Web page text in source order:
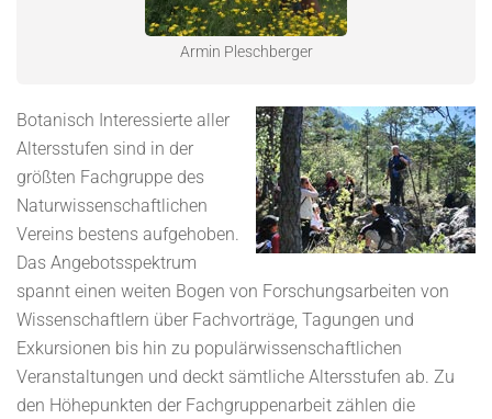
Armin Pleschberger
Botanisch Interessierte aller
Altersstufen sind in der
größten Fachgruppe des
Naturwissenschaftlichen
Vereins bestens aufgehoben.
Das Angebotsspektrum
spannt einen weiten Bogen von Forschungsarbeiten von
Wissenschaftlern über Fachvorträge, Tagungen und
Exkursionen bis hin zu populärwissenschaftlichen
Veranstaltungen und deckt sämtliche Altersstufen ab. Zu
den Höhepunkten der Fachgruppenarbeit zählen die